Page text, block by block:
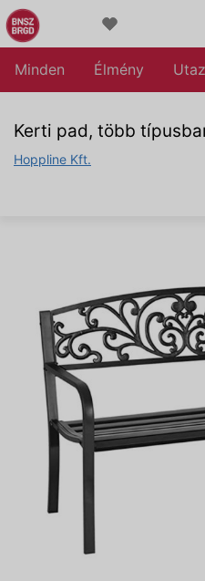
Minden Élmény
Kerti pad, több
Hoppline Kft.